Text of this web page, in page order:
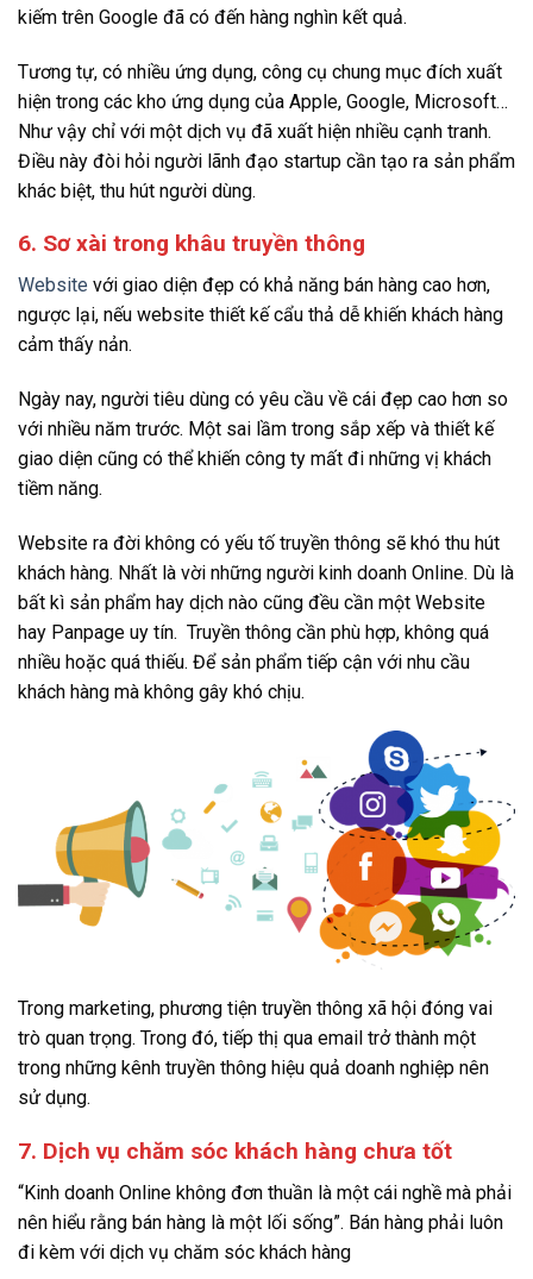
kiếm trên Google đã có đến hàng nghìn kết quả.
Tương tự, có nhiều ứng dụng, công cụ chung mục đích xuất
hiện trong các kho ứng dụng của Apple, Google, Microsoft…
Như vậy chỉ với một dịch vụ đã xuất hiện nhiều cạnh tranh.
Điều này đòi hỏi người lãnh đạo startup cần tạo ra sản phẩm
khác biệt, thu hút người dùng.
6. Sơ xài trong khâu truyền thông
Website với giao diện đẹp có khả năng bán hàng cao hơn,
ngược lại, nếu website thiết kế cẩu thả dễ khiến khách hàng
cảm thấy nản.
Ngày nay, người tiêu dùng có yêu cầu về cái đẹp cao hơn so
với nhiều năm trước. Một sai lầm trong sắp xếp và thiết kế
giao diện cũng có thể khiến công ty mất đi những vị khách
tiềm năng.
Website ra đời không có yếu tố truyền thông sẽ khó thu hút
khách hàng. Nhất là vời những người kinh doanh Online. Dù là
bất kì sản phẩm hay dịch nào cũng đều cần một Website
hay Panpage uy tín. Truyền thông cần phù hợp, không quá
nhiều hoặc quá thiếu. Để sản phẩm tiếp cận với nhu cầu
khách hàng mà không gây khó chịu.
Trong marketing, phương tiện truyền thông xã hội đóng vai
trò quan trọng. Trong đó, tiếp thị qua email trở thành một
trong những kênh truyền thông hiệu quả doanh nghiệp nên
sử dụng.
7. Dịch vụ chăm sóc khách hàng chưa tốt
“Kinh doanh Online không đơn thuần là một cái nghề mà phải
nên hiểu rằng bán hàng là một lối sống”. Bán hàng phải luôn
đi kèm với dịch vụ chăm sóc khách hàng